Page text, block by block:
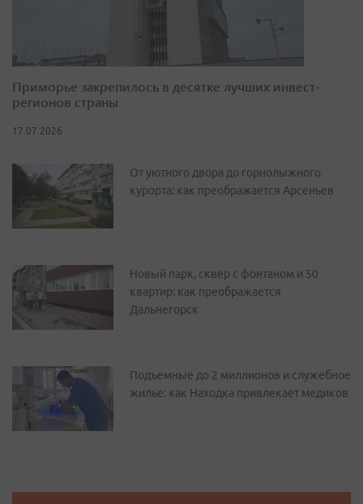
Приморье закрепилось в десятке лучших инвест-
регионов страны
17.07.2026
От уютного двора до горнолыжного
курорта: как преображается Арсеньев
Новый парк, сквер с фонтаном и 50
квартир: как преображается
Дальнегорск
Подъемные до 2 миллионов и служебное
жилье: как Находка привлекает медиков